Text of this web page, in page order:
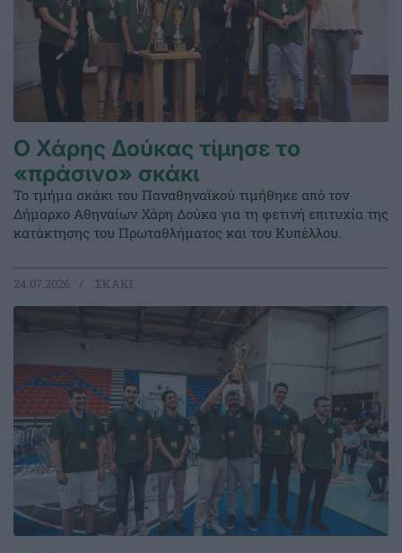
Ο Χάρης Δούκας τίμησε το
«πράσινο» σκάκι
Το τμήμα σκάκι του Παναθηναϊκού τιμήθηκε από τον
Δήμαρχο Αθηναίων Χάρη Δούκα για τη φετινή επιτυχία της
κατάκτησης του Πρωταθλήματος και του Κυπέλλου.
24.07.2026 ΣΚΑΚΙ